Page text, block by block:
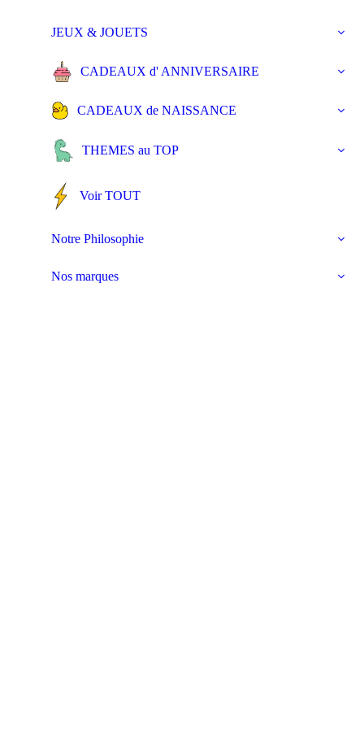
JEUX & JOUETS
CADEAUX d' ANNIVERSAIRE
CADEAUX de NAISSANCE
THEMES au TOP
Voir TOUT
Notre Philosophie
Nos marques